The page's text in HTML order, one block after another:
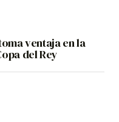
ventaja en la
del Rey